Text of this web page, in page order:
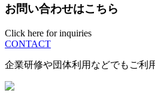
お問い合わせはこちら
Click here for inquiries
CONTACT
企業研修や団体利用などでもご利